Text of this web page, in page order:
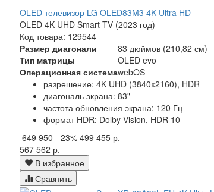
OLED телевизор LG OLED83M3 4K Ultra HD
OLED 4K UHD Smart TV (2023 год)
Код товара: 129544
Размер диагонали
83 дюймов (210,82 см)
Тип матрицы
OLED evo
Операционная системаwebOS
разрешение: 4K UHD (3840x2160), HDR
диагональ экрана: 83"
частота обновления экрана: 120 Гц
формат HDR: Dolby Vision, HDR 10
649 950 -23% 499 455 р.
567 562 р.
В избранное
Сравнить